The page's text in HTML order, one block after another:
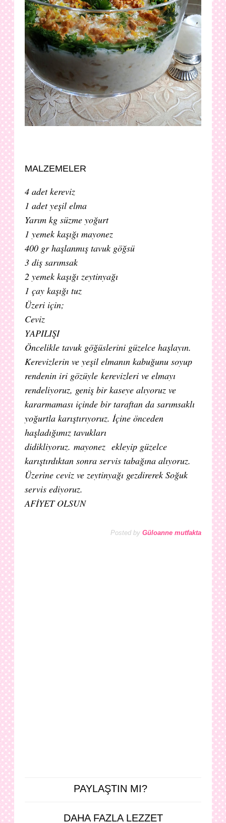
MALZEMELER
4 adet kereviz
1 adet yeşil elma
Yarım kg süzme yoğurt
1 yemek kaşığı mayonez
400 gr haşlanmış tavuk göğsü
3 diş sarımsak
2 yemek kaşığı zeytinyağı
1 çay kaşığı tuz
Üzeri için;
Ceviz
YAPILIŞI
Öncelikle tavuk göğüslerini güzelce haşlayın.
Kerevizlerin ve yeşil elmanın kabuğunu soyup
rendenin iri gözüyle kerevizleri ve elmayı
rendeliyoruz, geniş bir kaseye alıyoruz ve
kararmaması içinde bir taraftan da sarımsaklı
yoğurtla karıştırıyoruz. İçine önceden
haşladığımız tavukları
didikliyoruz. mayonez ekleyip güzelce
karıştırdıktan sonra servis tabağına alıyoruz.
Üzerine ceviz ve zeytinyağı gezdirerek Soğuk
servis ediyoruz.
AFİYET OLSUN
Posted by Güloanne mutfakta
PAYLAŞTIN MI?
DAHA FAZLA LEZZET